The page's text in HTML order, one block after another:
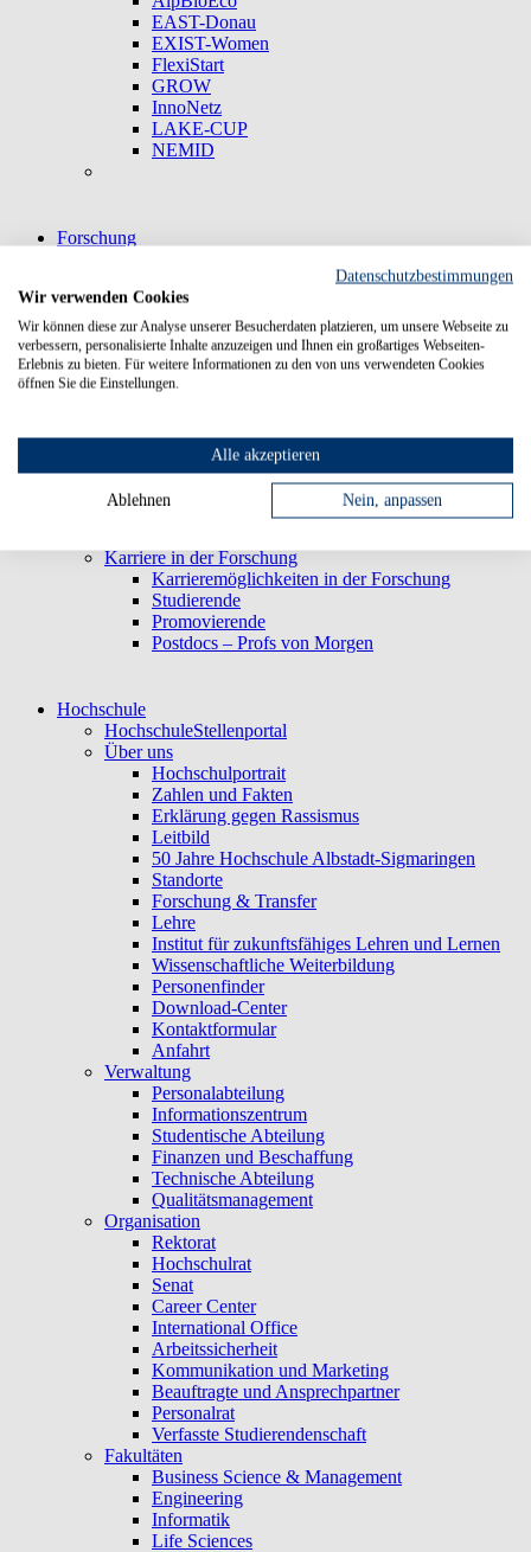
EAST-Donau
EXIST-Women
FlexiStart
GROW
InnoNetz
LAKE-CUP
NEMID
Forschung
Institut für Angewandte Forschung
Forschungsprofil
Fachinstitute
Forschungsförderung
Transfer
Transferzentren
Entrepreneurship/Gründertum
Forschungsaktivitäten
Neuigkeiten der Forschung
Karriere in der Forschung
Karrieremöglichkeiten in der Forschung
Studierende
Promovierende
Postdocs – Profs von Morgen
Hochschule
HochschuleStellenportal
Über uns
Hochschulportrait
Zahlen und Fakten
Erklärung gegen Rassismus
Leitbild
50 Jahre Hochschule Albstadt-Sigmaringen
Standorte
Forschung & Transfer
Lehre
Institut für zukunftsfähiges Lehren und Lernen
Wissenschaftliche Weiterbildung
Personenfinder
Download-Center
Kontaktformular
Anfahrt
Verwaltung
Personalabteilung
Informationszentrum
Studentische Abteilung
Finanzen und Beschaffung
Technische Abteilung
Qualitätsmanagement
Organisation
Rektorat
Hochschulrat
Senat
Career Center
International Office
Arbeitssicherheit
Kommunikation und Marketing
Beauftragte und Ansprechpartner
Personalrat
Verfasste Studierendenschaft
Fakultäten
Business Science & Management
Engineering
Informatik
Life Sciences
Datenschutzbestimmungen
Wir verwenden Cookies
Wir können diese zur Analyse unserer Besucherdaten platzieren, um unsere Webseite zu
verbessern, personalisierte Inhalte anzuzeigen und Ihnen ein großartiges Webseiten-
Erlebnis zu bieten. Für weitere Informationen zu den von uns verwendeten Cookies
öffnen Sie die Einstellungen.
Alle akzeptieren
Ablehnen Nein, anpassen